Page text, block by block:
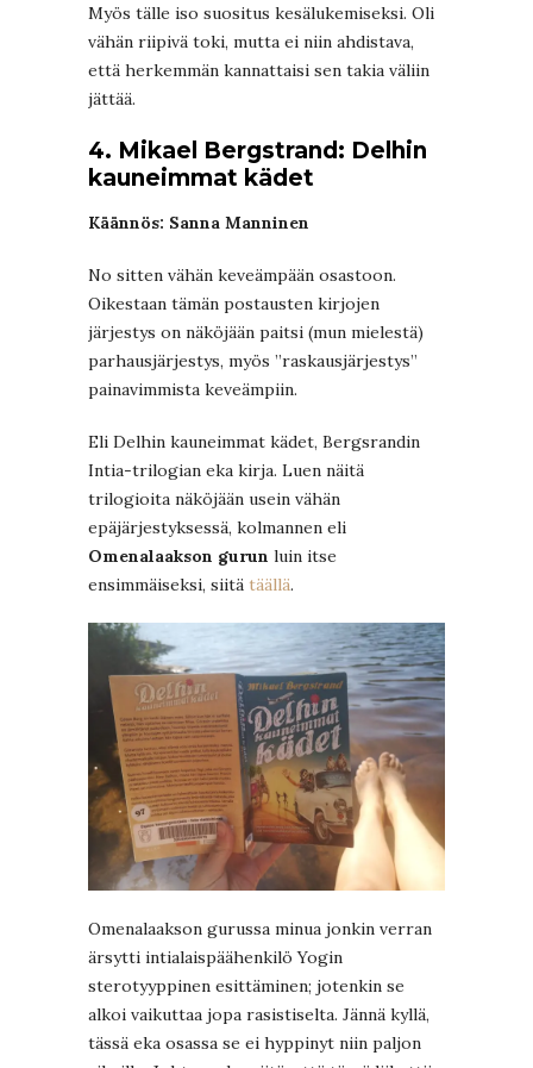
Myös tälle iso suositus kesälukemiseksi. Oli
vähän riipivä toki, mutta ei niin ahdistava,
että herkemmän kannattaisi sen takia väliin
jättää.
4. Mikael Bergstrand: Delhin
kauneimmat kädet
Käännös: Sanna Manninen
No sitten vähän keveämpään osastoon.
Oikestaan tämän postausten kirjojen
järjestys on näköjään paitsi (mun mielestä)
parhausjärjestys, myös ”raskausjärjestys”
painavimmista keveämpiin.
Eli Delhin kauneimmat kädet, Bergsrandin
Intia-trilogian eka kirja. Luen näitä
trilogioita näköjään usein vähän
epäjärjestyksessä, kolmannen eli
Omenalaakson gurun luin itse
ensimmäiseksi, siitä täällä.
Omenalaakson gurussa minua jonkin verran
ärsytti intialaispäähenkilö Yogin
sterotyyppinen esittäminen; jotenkin se
alkoi vaikuttaa jopa rasistiselta. Jännä kyllä,
tässä eka osassa se ei hyppinyt niin paljon